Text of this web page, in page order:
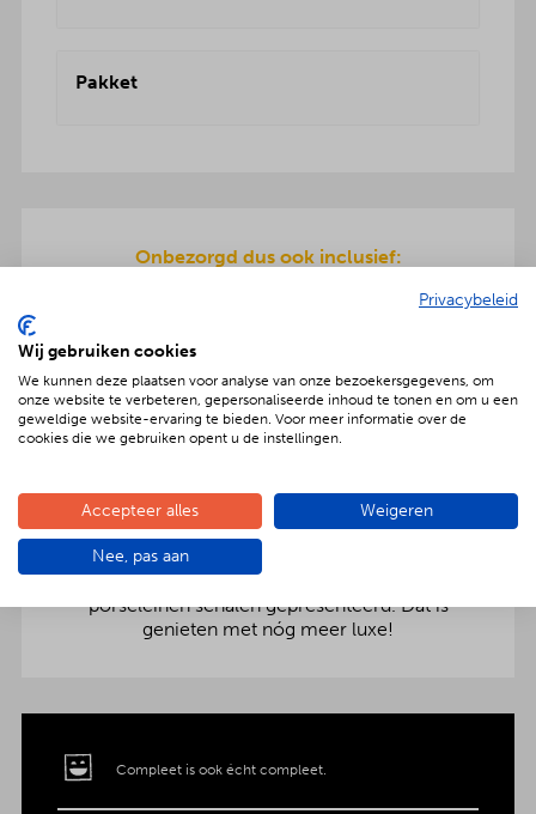
Pakket
Onbezorgd dus ook inclusief:
De pizza ingrediënten zijn allemaal dagvers voor
Inclusief pizzarette, servies en ook de afwas gaat
na afloop mee terug.
Geniet met nóg meer luxe
Verras jouw gezelschap met een extra feestelijke
aankleding op tafel. Voor maar € 2,- per persoon
extra wordt het vlees en de salades in
porseleinen schalen gepresenteerd. Dat is
genieten met nóg meer luxe!
Compleet is ook écht compleet.
Privacybeleid
Wij gebruiken cookies
We kunnen deze plaatsen voor analyse van onze bezoekersgegevens, om
onze website te verbeteren, gepersonaliseerde inhoud te tonen en om u een
geweldige website-ervaring te bieden. Voor meer informatie over de
cookies die we gebruiken opent u de instellingen.
Accepteer alles Weigeren
Nee, pas aan